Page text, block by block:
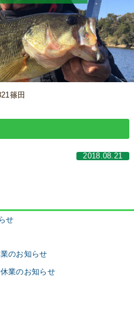
篠田
2018.08.21
せ
のお知らせ
業のお知らせ